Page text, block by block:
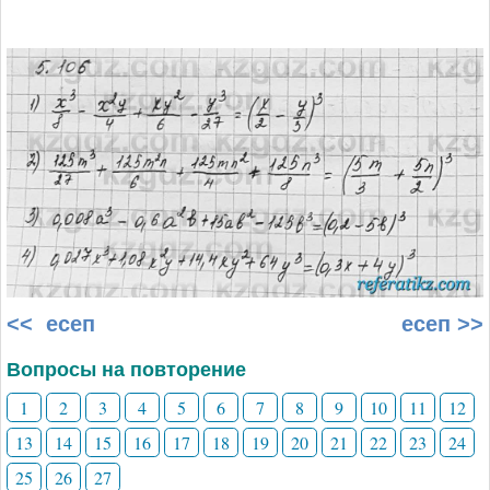
<< есеп есеп >>
Вопросы на повторение
1 2 3 4 5 6 7 8 9 10 11
12
13
14 15 16 17 18 19 20 21 22 23
24
25
26 27